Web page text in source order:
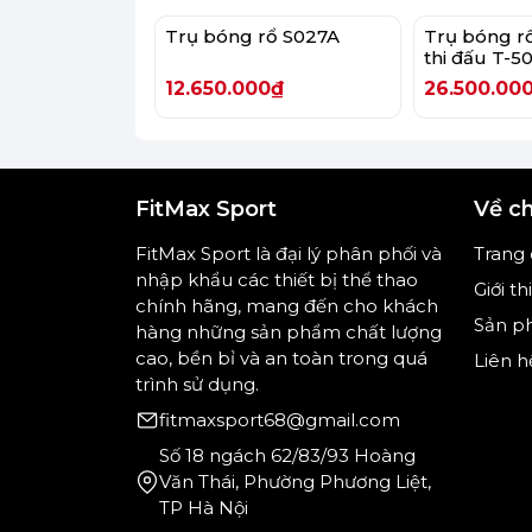
S028 thuộc nhóm trụ bóng rổ di
bắt vít xuống nền, S028 sử dụng đế
đủ rộng hoặc khu vui chơi ngoài trời.
Với cơ chế điều chỉnh chiều cao,
có thể hạ rổ xuống thấp để làm
đấu phong trào có thể nâng lên mức
Nếu bạn muốn xem thêm nhiều
mục trụ bóng rổ FitMax Sport
và ngân sách.
Trụ bóng rổ S027A
12.650.000₫
Trụ bóng
thi đấu T-
FitMax Sport
FitMax Sport là đại lý phân phối và
nhập khẩu các thiết bị thể thao
chính hãng, mang đến cho khách
hàng những sản phẩm chất lượng
cao, bền bỉ và an toàn trong quá
trình sử dụng.
fitmaxsport68@gmail.com
Số 18 ngách 62/83/93 Hoàng
Văn Thái, Phường Phương Liệt,
TP Hà Nội
Về
Trang
Giới
Sản
Liên